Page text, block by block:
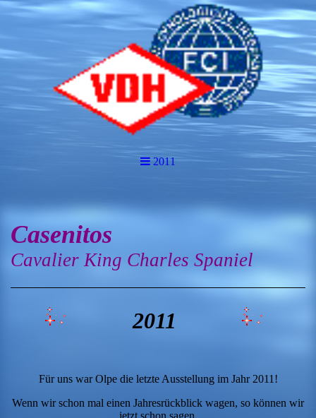
2011
Casenitos
Cavalier King Charles Spaniel
2011
Für uns war Olpe die letzte Ausstellung im Jahr 2011!
Wenn wir schon mal einen Jahresrückblick wagen, so können wir